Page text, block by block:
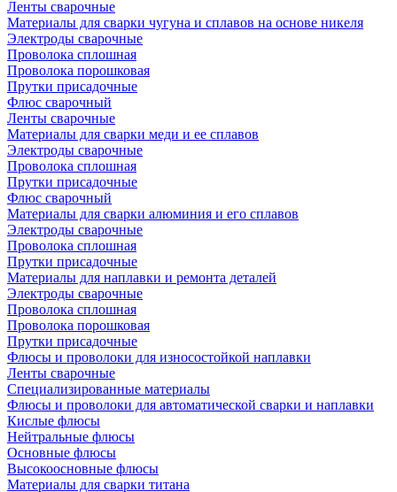
Ленты сварочные
Материалы для сварки чугуна и сплавов на основе никеля
Электроды сварочные
Проволока сплошная
Проволока порошковая
Прутки присадочные
Флюс сварочный
Ленты сварочные
Материалы для сварки меди и ее сплавов
Электроды сварочные
Проволока сплошная
Прутки присадочные
Флюс сварочный
Материалы для сварки алюминия и его сплавов
Электроды сварочные
Проволока сплошная
Прутки присадочные
Материалы для наплавки и ремонта деталей
Электроды сварочные
Проволока сплошная
Проволока порошковая
Прутки присадочные
Флюсы и проволоки для износостойкой наплавки
Ленты сварочные
Специализированные материалы
Флюсы и проволоки для автоматической сварки и наплавки
Кислые флюсы
Нейтральные флюсы
Основные флюсы
Высокоосновные флюсы
Материалы для сварки титана